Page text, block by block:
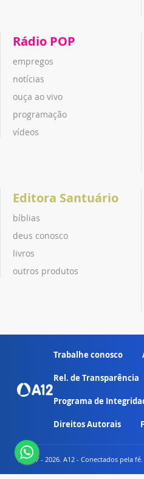
Rádio POP
empregos
notícias
ouça ao vivo
programação
vídeos
Editora Santuário
bíblias
deus conosco
livros
outros produtos
Trabalhe conosco
Rel. de Transparência
Programa de
Direitos Autorais
© 2007 - 2026. A12 - Conectados pela fé.